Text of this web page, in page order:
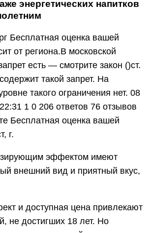
энергетических напитков
Бесплатная оценка вашей
от региона.В московской
есть — смотрите закон ()ст.
такой запрет. На
такого ограничения нет. 08
1 0 206 ответов 76 отзывов
Бесплатная оценка вашей
г.
эффектом имеют
внешний вид и приятный вкус,
и доступная цена привлекают
не достигших 18 лет. Но